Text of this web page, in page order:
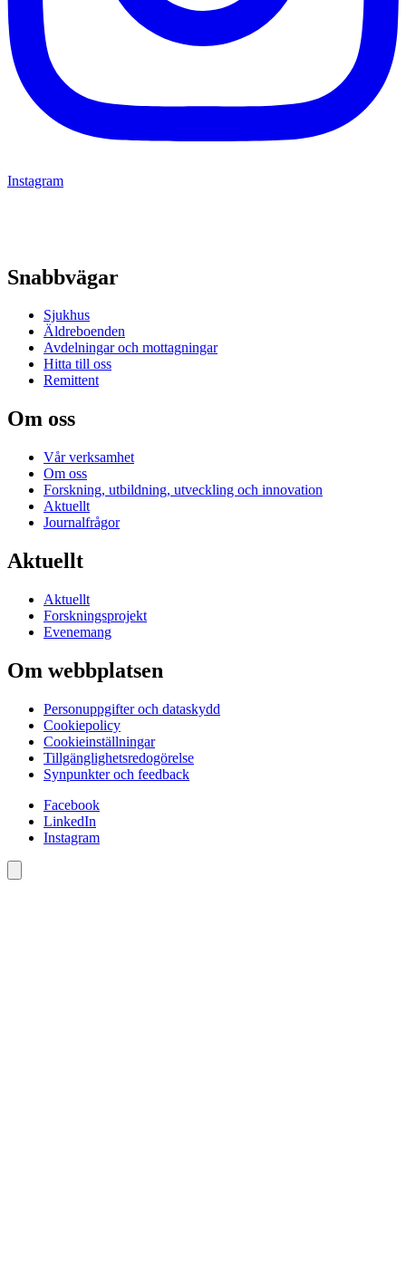
Instagram
Snabbvägar
Sjukhus
Äldreboenden
Avdelningar och mottagningar
Hitta till oss
Remittent
Om oss
Vår verksamhet
Om oss
Forskning, utbildning, utveckling och innovation
Aktuellt
Journalfrågor
Aktuellt
Aktuellt
Forskningsprojekt
Evenemang
Om webbplatsen
Personuppgifter och dataskydd
Cookiepolicy
Cookieinställningar
Tillgänglighetsredogörelse
Synpunkter och feedback
Facebook
LinkedIn
Instagram